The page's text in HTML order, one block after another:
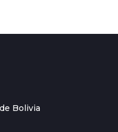
Bolivia